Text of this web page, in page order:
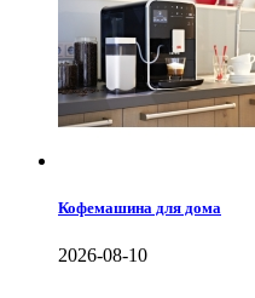
Кофемашина для дома
2026-08-10